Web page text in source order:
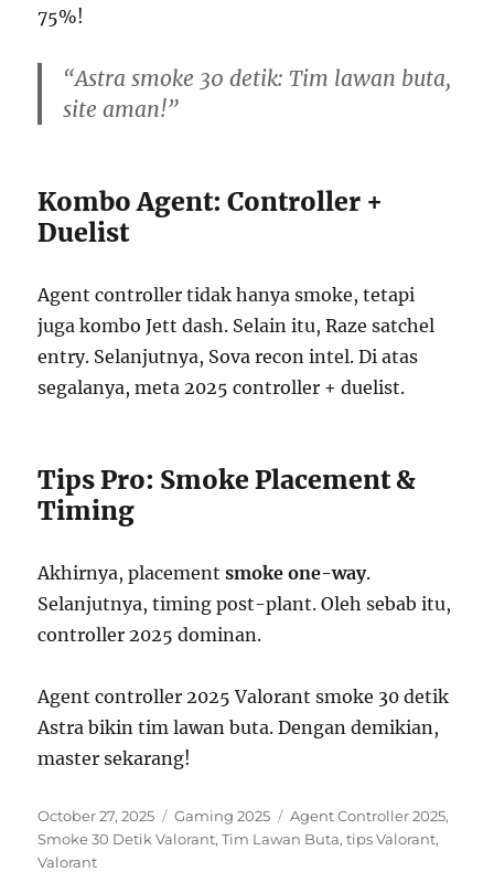
75%!
“Astra smoke 30 detik: Tim lawan buta,
site aman!”
Kombo Agent: Controller +
Duelist
Agent controller tidak hanya smoke, tetapi
juga kombo Jett dash. Selain itu, Raze satchel
entry. Selanjutnya, Sova recon intel. Di atas
segalanya, meta 2025 controller + duelist.
Tips Pro: Smoke Placement &
Timing
Akhirnya, placementsmoke one-way.
Selanjutnya, timing post-plant. Oleh sebab itu,
controller 2025 dominan.
Agent controller 2025 Valorant smoke 30 detik
Astra bikin tim lawan buta. Dengan demikian,
master sekarang!
Posted
on
October 27, 2025 Categories
Gaming 2025 Tags
Agent Controller 2025,
Smoke 30 Detik Valorant,Tim Lawan Buta,tips Valorant,
Valorant